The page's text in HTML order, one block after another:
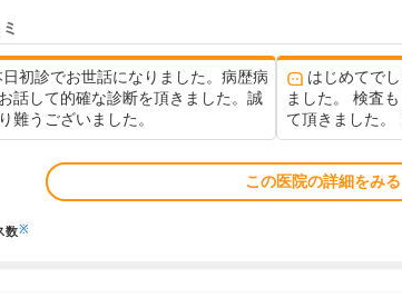
日初診でお世話になりました。病歴病
話して的確な診断を頂きました。誠
難うございました。
はじめてで
ました。 検査
て頂きました。
この医院の詳細をみる
数※